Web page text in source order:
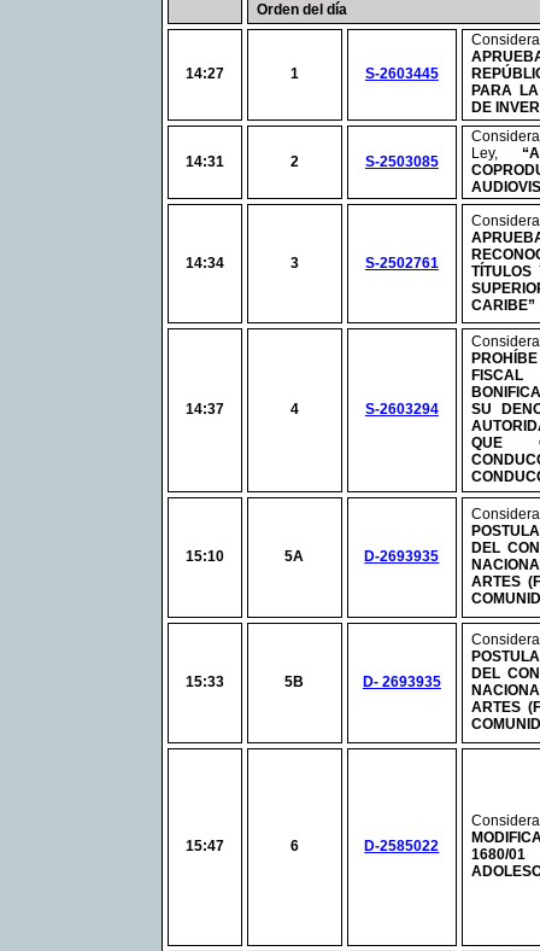
Orden del día
14:27 1 S-2603445
PARA
DE
14:31 2 S-2503085
Ley, “
14:34 3 S-2502761
CARIBE”
14:37 4 S-2603294
SU
QUE
15:10 5A D-2693935
DEL
ARTES
15:33 5B D- 2693935
DEL
ARTES
15:47 6 D-2585022
1680/